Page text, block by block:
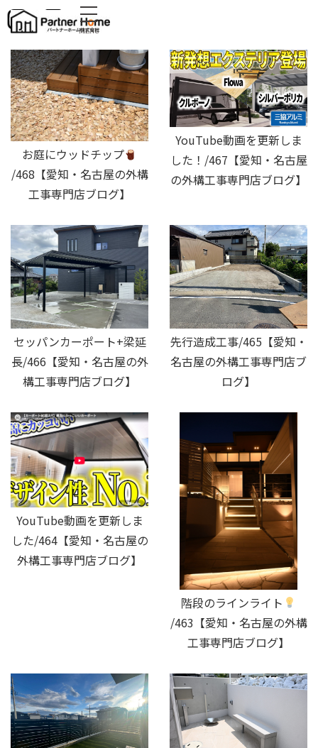
MENU
お庭にウッドチップ
/468【愛知・名古屋の外構
工事専門店ブログ】
YouTube動画を更新しま
した！/467【愛知・名古屋
の外構工事専門店ブログ】
セッパンカーポート+梁延
長/466【愛知・名古屋の外
構工事専門店ブログ】
先行造成工事/465【愛知・
名古屋の外構工事専門店ブ
ログ】
YouTube動画を更新しま
した/464【愛知・名古屋の
外構工事専門店ブログ】
階段のラインライト
/463【愛知・名古屋の外構
工事専門店ブログ】